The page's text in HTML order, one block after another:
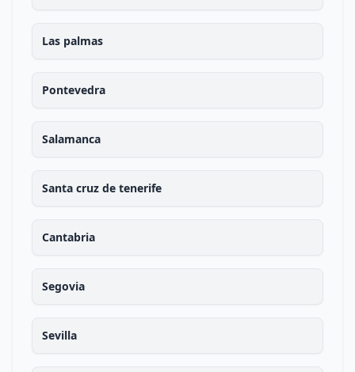
Las palmas
Pontevedra
Salamanca
Santa cruz de tenerife
Cantabria
Segovia
Sevilla